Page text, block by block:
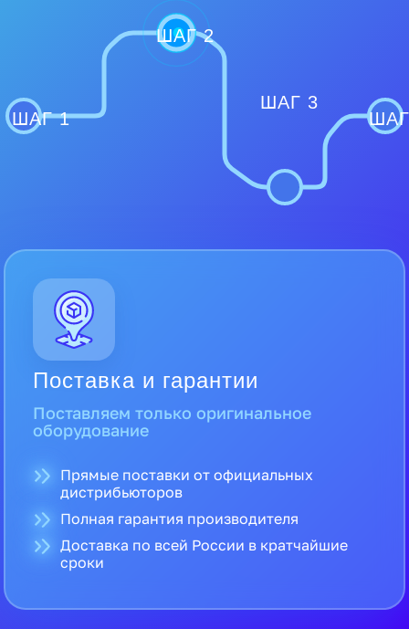
ШАГ 1
ШАГ 2
ШАГ 3
Поставка и гарантии
Поставляем только оригинальное
оборудование
Прямые поставки от официальных
дистрибьюторов
Полная гарантия производителя
Доставка по всей России в кратчайшие
сроки